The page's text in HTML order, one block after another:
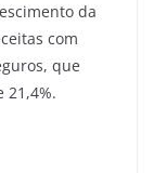
da
com
que
21,4%.